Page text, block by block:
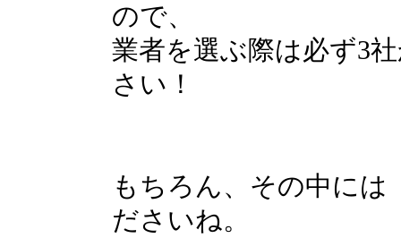
ので、
業者を選ぶ際は必ず3
さい！
もちろん、その中には
ださいね。